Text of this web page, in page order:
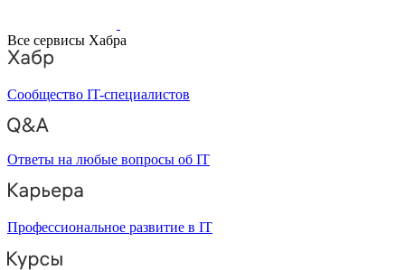
Все сервисы Хабра
Сообщество IT-специалистов
Ответы на любые вопросы об IT
Профессиональное развитие в IT